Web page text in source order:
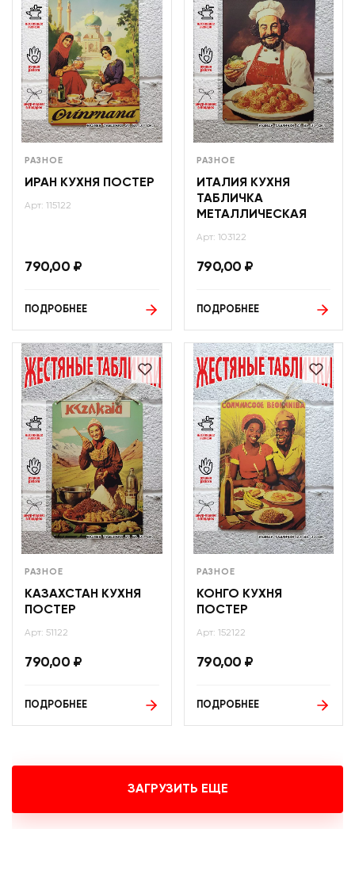
РАЗНОЕ
ИРАН КУХНЯ ПОСТЕР
Арт: 115122
790,00 ₽
ПОДРОБНЕЕ
РАЗНОЕ
ИТАЛИЯ КУХНЯ
ТАБЛИЧКА
МЕТАЛЛИЧЕСКАЯ
Арт: 103122
790,00 ₽
ПОДРОБНЕЕ
РАЗНОЕ
КАЗАХСТАН КУХНЯ
ПОСТЕР
Арт: 51122
790,00 ₽
ПОДРОБНЕЕ
РАЗНОЕ
КОНГО КУХНЯ
ПОСТЕР
Арт: 152122
790,00 ₽
ПОДРОБНЕЕ
ЗАГРУЗИТЬ ЕЩЕ